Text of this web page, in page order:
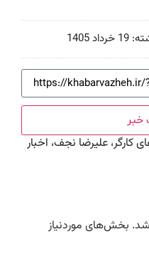
19 خرداد 1405
خبر
کارگر، علیرضا نجف، اخبار
بخش‌های موردنیاز